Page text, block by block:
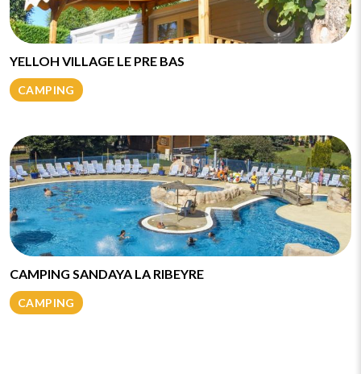
YELLOH VILLAGE LE PRE BAS
CAMPING
CAMPING SANDAYA LA RIBEYRE
CAMPING